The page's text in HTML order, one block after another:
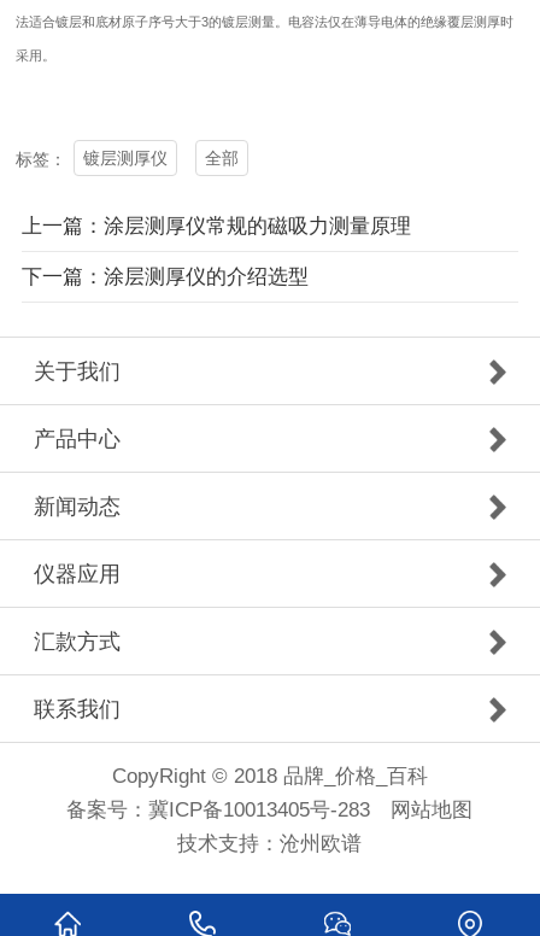
法适合镀层和底材原子序号大于3的镀层测量。电容法仅在薄导电体的绝缘覆层测厚时
采用。
标签： 镀层测厚仪 全部
上一篇：涂层测厚仪常规的磁吸力测量原理
下一篇：涂层测厚仪的介绍选型
关于我们
产品中心
新闻动态
仪器应用
汇款方式
联系我们
CopyRight © 2018 品牌_价格_百科
备案号：冀ICP备10013405号-283
网站地图
技术支持：沧州欧谱